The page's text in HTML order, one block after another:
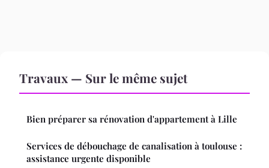
Travaux — Sur le même sujet
Bien préparer sa rénovation d'appartement à Lille
Services de débouchage de canalisation à toulouse :
assistance urgente disponible